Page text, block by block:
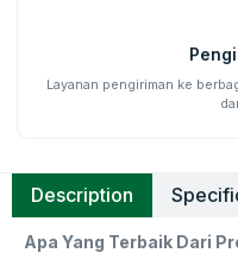
Layanan pengiriman ke
Description
Apa Yang Terbaik Dari